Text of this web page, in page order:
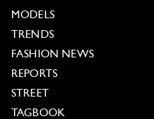
MODELS
TRENDS
FASHION NEWS
REPORTS
STREET
TAGBOOK